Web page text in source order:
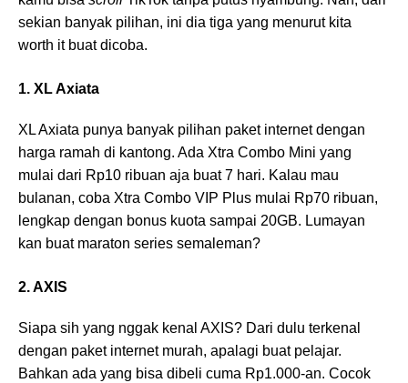
sekian banyak pilihan, ini dia tiga yang menurut kita
worth it buat dicoba.
1. XL Axiata
XL Axiata punya banyak pilihan paket internet dengan
harga ramah di kantong. Ada Xtra Combo Mini yang
mulai dari Rp10 ribuan aja buat 7 hari. Kalau mau
bulanan, coba Xtra Combo VIP Plus mulai Rp70 ribuan,
lengkap dengan bonus kuota sampai 20GB. Lumayan
kan buat maraton series semaleman?
2. AXIS
Siapa sih yang nggak kenal AXIS? Dari dulu terkenal
dengan paket internet murah, apalagi buat pelajar.
Bahkan ada yang bisa dibeli cuma Rp1.000-an. Cocok